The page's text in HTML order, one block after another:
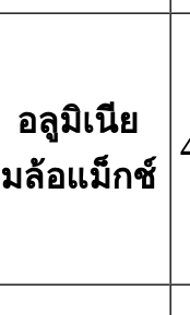
อลูมิเนีย
มล้อแม็กช์